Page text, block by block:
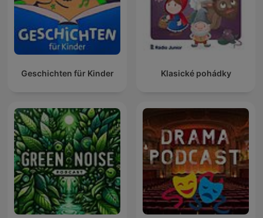
Geschichten für Kinder Klasické pohádky